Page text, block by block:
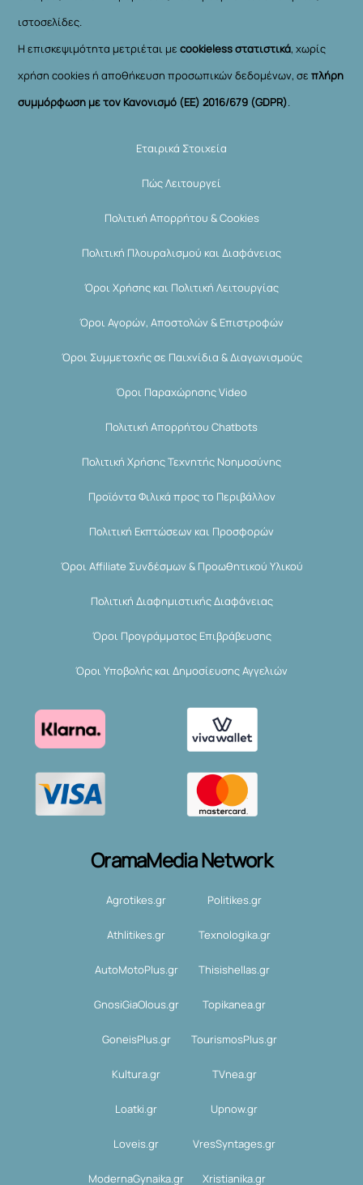
ιστοσελίδες.
Η επισκεψιμότητα μετριέται μεcookieless στατιστικά, χωρίς
χρήση cookies ή αποθήκευση προσωπικών δεδομένων, σεπλήρη
συμμόρφωση με τον Κανονισμό (ΕΕ) 2016/679 (GDPR).
Εταιρικά Στοιχεία
Πώς Λειτουργεί
Πολιτική Απορρήτου & Cookies
Πολιτική Πλουραλισμού και Διαφάνειας
Όροι Χρήσης και Πολιτική Λειτουργίας
Όροι Αγορών, Αποστολών & Επιστροφών
Όροι Συμμετοχής σε Παιχνίδια & Διαγωνισμούς
Όροι Παραχώρησης Video
Πολιτική Απορρήτου Chatbots
Πολιτική Χρήσης Τεχνητής Νοημοσύνης
Προϊόντα Φιλικά προς το Περιβάλλον
Πολιτική Εκπτώσεων και Προσφορών
Όροι Affiliate Συνδέσμων & Προωθητικού Υλικού
Πολιτική Διαφημιστικής Διαφάνειας
Όροι Προγράμματος Επιβράβευσης
Όροι Υποβολής και Δημοσίευσης Αγγελιών
OramaMedia Network
Agrotikes.gr Politikes.gr
Athlitikes.gr Texnologika.gr
AutoMotoPlus.gr Thisishellas.gr
GnosiGiaOlous.gr Topikanea.gr
GoneisPlus.gr TourismosPlus.gr
Kultura.gr TVnea.gr
Loatki.gr Upnow.gr
Loveis.gr VresSyntages.gr
ModernaGynaika.gr Xristianika.gr